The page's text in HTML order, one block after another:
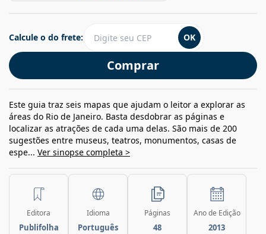
Comprar
Calcule o do frete: OK
Este guia traz seis mapas que ajudam o leitor a explorar as
áreas do Rio de Janeiro. Basta desdobrar as páginas e
localizar as atrações de cada uma delas. São mais de 200
sugestões entre museus, teatros, monumentos, casas de
espe... Ver sinopse completa >
Editora
Publifolha
Idioma
Português
Páginas
48
Ano de Edição
2013